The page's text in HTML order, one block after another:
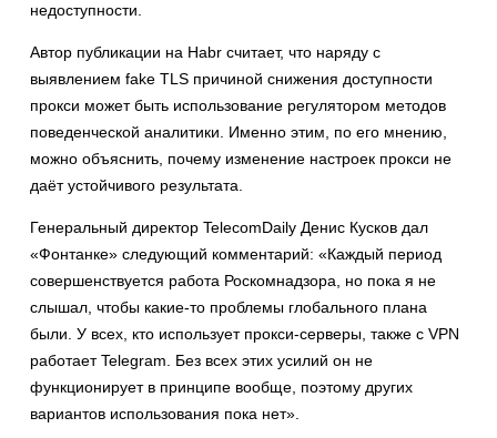
недоступности.
Автор публикации на Habr считает, что наряду с
выявлением fake TLS причиной снижения доступности
прокси может быть использование регулятором методов
поведенческой аналитики. Именно этим, по его мнению,
можно объяснить, почему изменение настроек прокси не
даёт устойчивого результата.
Генеральный директор TelecomDaily Денис Кусков дал
«Фонтанке» следующий комментарий: «Каждый период
совершенствуется работа Роскомнадзора, но пока я не
слышал, чтобы какие-то проблемы глобального плана
были. У всех, кто использует прокси-серверы, также с VPN
работает Telegram. Без всех этих усилий он не
функционирует в принципе вообще, поэтому других
вариантов использования пока нет».